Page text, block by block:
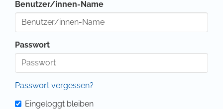
Benutzer/innen-Name
Passwort
Passwort vergessen?
Eingeloggt bleiben